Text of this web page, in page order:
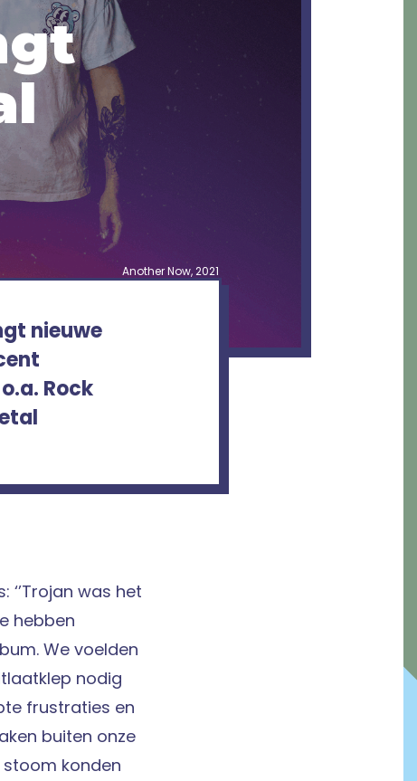
Another Now, 2021
nieuwe
Rock
‘’Trojan was het
hebben
We voelden
nodig
frustraties en
buiten onze
stoom konden